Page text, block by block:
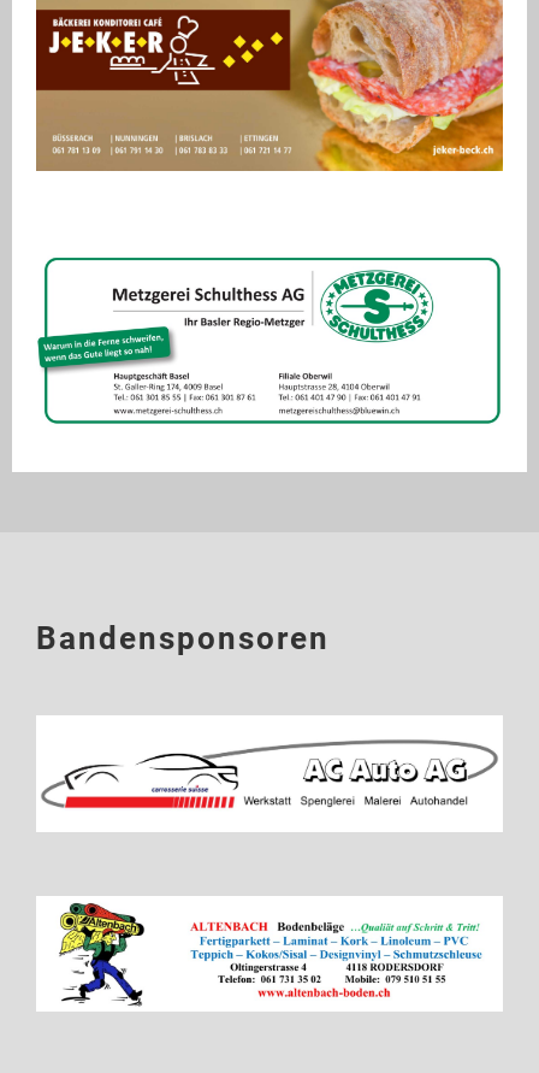
Bandensponsoren